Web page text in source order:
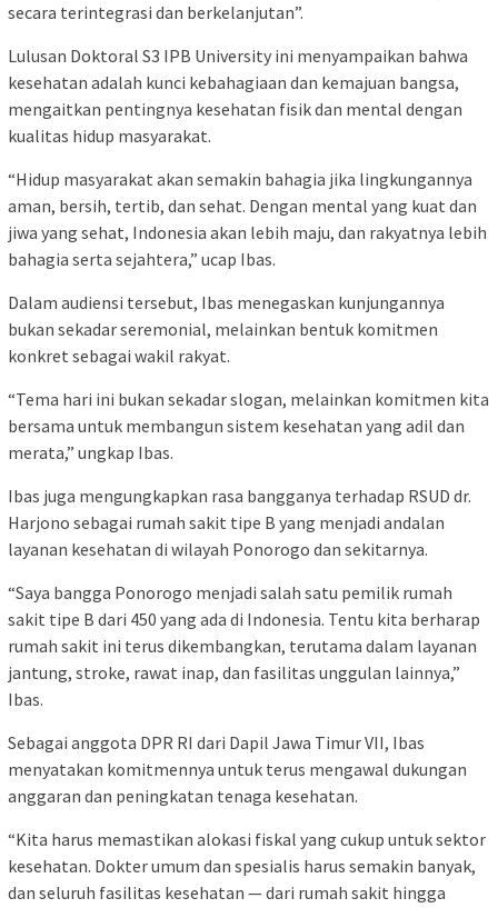
secara terintegrasi dan berkelanjutan”.
Lulusan Doktoral S3 IPB University ini menyampaikan bahwa
kesehatan adalah kunci kebahagiaan dan kemajuan bangsa,
mengaitkan pentingnya kesehatan fisik dan mental dengan
kualitas hidup masyarakat.
“Hidup masyarakat akan semakin bahagia jika lingkungannya
aman, bersih, tertib, dan sehat. Dengan mental yang kuat dan
jiwa yang sehat, Indonesia akan lebih maju, dan rakyatnya lebih
bahagia serta sejahtera,” ucap Ibas.
Dalam audiensi tersebut, Ibas menegaskan kunjungannya
bukan sekadar seremonial, melainkan bentuk komitmen
konkret sebagai wakil rakyat.
“Tema hari ini bukan sekadar slogan, melainkan komitmen kita
bersama untuk membangun sistem kesehatan yang adil dan
merata,” ungkap Ibas.
Ibas juga mengungkapkan rasa bangganya terhadap RSUD dr.
Harjono sebagai rumah sakit tipe B yang menjadi andalan
layanan kesehatan di wilayah Ponorogo dan sekitarnya.
“Saya bangga Ponorogo menjadi salah satu pemilik rumah
sakit tipe B dari 450 yang ada di Indonesia. Tentu kita berharap
rumah sakit ini terus dikembangkan, terutama dalam layanan
jantung, stroke, rawat inap, dan fasilitas unggulan lainnya,”
Ibas.
Sebagai anggota DPR RI dari Dapil Jawa Timur VII, Ibas
menyatakan komitmennya untuk terus mengawal dukungan
anggaran dan peningkatan tenaga kesehatan.
“Kita harus memastikan alokasi fiskal yang cukup untuk sektor
kesehatan. Dokter umum dan spesialis harus semakin banyak,
dan seluruh fasilitas kesehatan — dari rumah sakit hingga